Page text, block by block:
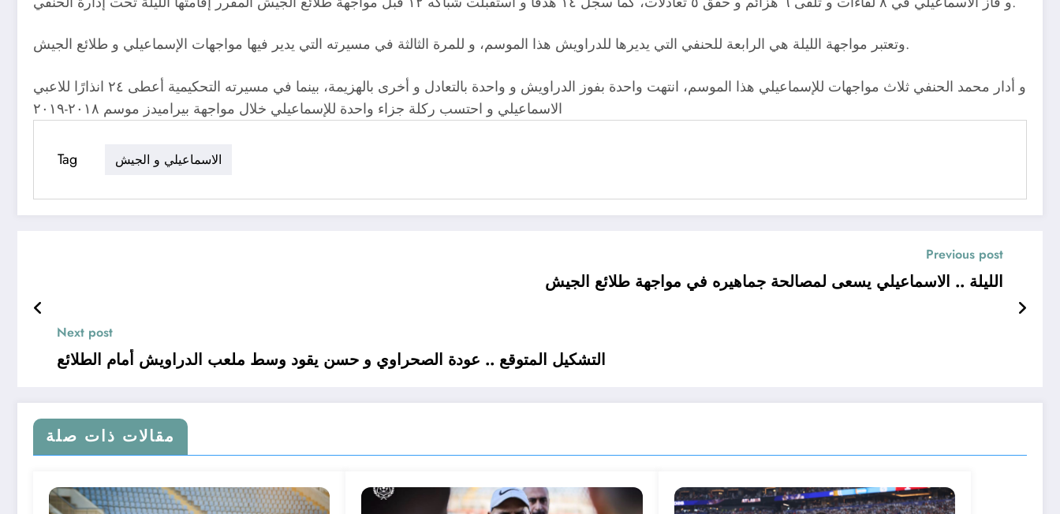
وتعتبر مواجهة الليلة هي الرابعة للحنفي التي يديرها للدراويش هذا الموسم، و للمرة الثالثة في مسيرته التي يدير فيها مواجهات الإسماعيلي و طلائع الجيش.
و أدار محمد الحنفي ثلاث مواجهات للإسماعيلي هذا الموسم، انتهت واحدة بفوز الدراويش و واحدة بالتعادل و أخرى بالهزيمة، بينما في مسيرته التحكيمية أعطى ٢٤ انذارًا للاعبي
الاسماعيلي و احتسب ركلة جزاء واحدة للإسماعيلي خلال مواجهة بيراميدز موسم ٢٠١٨-٢٠١٩
Tag الاسماعيلي و الجيش
Previous post
الليلة .. الاسماعيلي يسعى لمصالحة جماهيره في مواجهة طلائع الجيش
Next post
التشكيل المتوقع .. عودة الصحراوي و حسن يقود وسط ملعب الدراويش أمام الطلائع
مقالات ذات صلة